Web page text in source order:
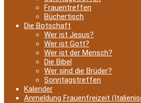
Frauentreffen
Büchertisch
Die Botschaft
Wer ist Jesus?
Wer ist Gott?
Wer ist der Mensch?
Die Bibel
Wer sind die Brüder?
Sonntagstreffen
Kalender
Anmeldung Frauenfreizeit